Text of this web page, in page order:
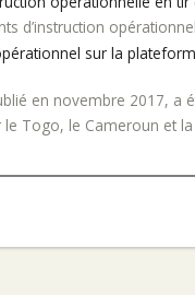
d’instruction
sur la
en novembre 2017, a
Togo, le Cameroun et la